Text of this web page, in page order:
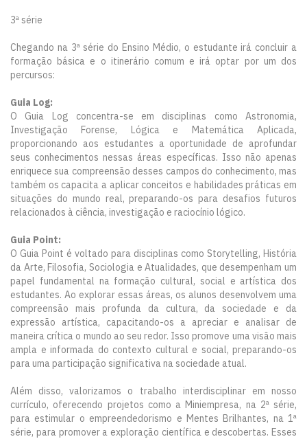
3ª série
Chegando na 3ª série do Ensino Médio, o estudante irá concluir a
formação básica e o itinerário comum e irá optar por um dos
percursos:
Guia Log:
O Guia Log concentra-se em disciplinas como Astronomia,
Investigação Forense, Lógica e Matemática Aplicada,
proporcionando aos estudantes a oportunidade de aprofundar
seus conhecimentos nessas áreas específicas. Isso não apenas
enriquece sua compreensão desses campos do conhecimento, mas
também os capacita a aplicar conceitos e habilidades práticas em
situações do mundo real, preparando-os para desafios futuros
relacionados à ciência, investigação e raciocínio lógico.
Guia Point:
O Guia Point é voltado para disciplinas como Storytelling, História
da Arte, Filosofia, Sociologia e Atualidades, que desempenham um
papel fundamental na formação cultural, social e artística dos
estudantes. Ao explorar essas áreas, os alunos desenvolvem uma
compreensão mais profunda da cultura, da sociedade e da
expressão artística, capacitando-os a apreciar e analisar de
maneira crítica o mundo ao seu redor. Isso promove uma visão mais
ampla e informada do contexto cultural e social, preparando-os
para uma participação significativa na sociedade atual.
Além disso, valorizamos o trabalho interdisciplinar em nosso
currículo, oferecendo projetos como a Miniempresa, na 2ª série,
para estimular o empreendedorismo e Mentes Brilhantes, na 1ª
série, para promover a exploração científica e descobertas. Esses